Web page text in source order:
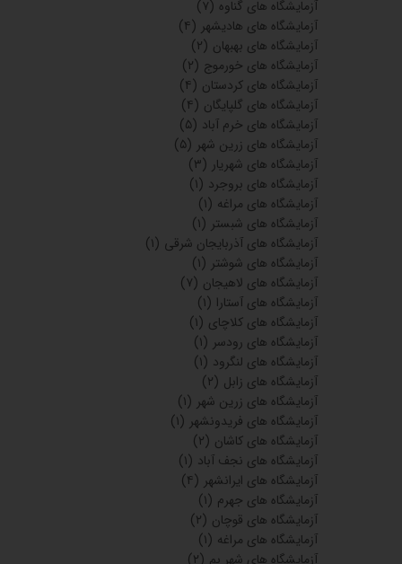
آزمایشگاه های گناوه (۷)
آزمایشگاه های هادیشهر (۴)
آزمایشگاه های بهبهان (۲)
آزمایشگاه های خورموج (۲)
آزمایشگاه های کردستان (۴)
آزمایشگاه های گلپایگان (۴)
آزمایشگاه های خرم آباد (۵)
آزمایشگاه های زرین شهر (۵)
آزمایشگاه های شهریار (۳)
آزمایشگاه های بروجرد (۱)
آزمایشگاه های مراغه (۱)
آزمایشگاه های شبستر (۱)
آزمایشگاه های آذربایجان شرقی (۱)
آزمایشگاه های شوشتر (۱)
آزمایشگاه های لاهیجان (۷)
آزمایشگاه های آستارا (۱)
آزمایشگاه های کلاچای (۱)
آزمایشگاه های رودسر (۱)
آزمایشگاه های لنگرود (۱)
آزمایشگاه های زابل (۲)
آزمایشگاه های زرین شهر (۱)
آزمایشگاه های فریدونشهر (۱)
آزمایشگاه های کاشان (۲)
آزمایشگاه های نجف آباد (۱)
آزمایشگاه های ایرانشهر (۴)
آزمایشگاه های جهرم (۱)
آزمایشگاه های قوچان (۲)
آزمایشگاه های مراغه (۱)
آزمایشگاه های شهر بم (۲)